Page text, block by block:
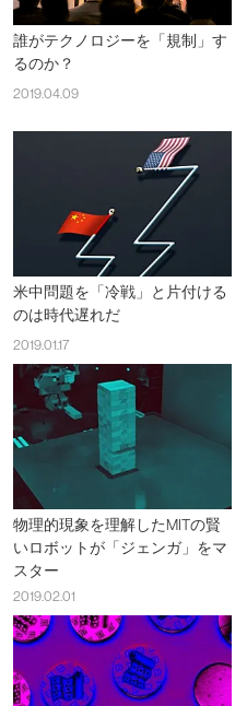
誰がテクノロジーを「規制」す
るのか？
2019.04.09
米中問題を「冷戦」と片付ける
のは時代遅れだ
2019.01.17
物理的現象を理解したMITの賢
いロボットが「ジェンガ」をマ
スター
2019.02.01